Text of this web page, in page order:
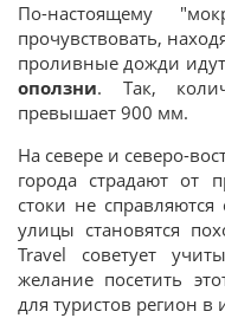
По-настоящему
прочувствовать,
проливные дожди
оползни. Так,
превышает 900 мм.
На севере и северо-
города страдают от
стоки не
улицы становятся
Travel советует
желание посетить
для туристов регион в